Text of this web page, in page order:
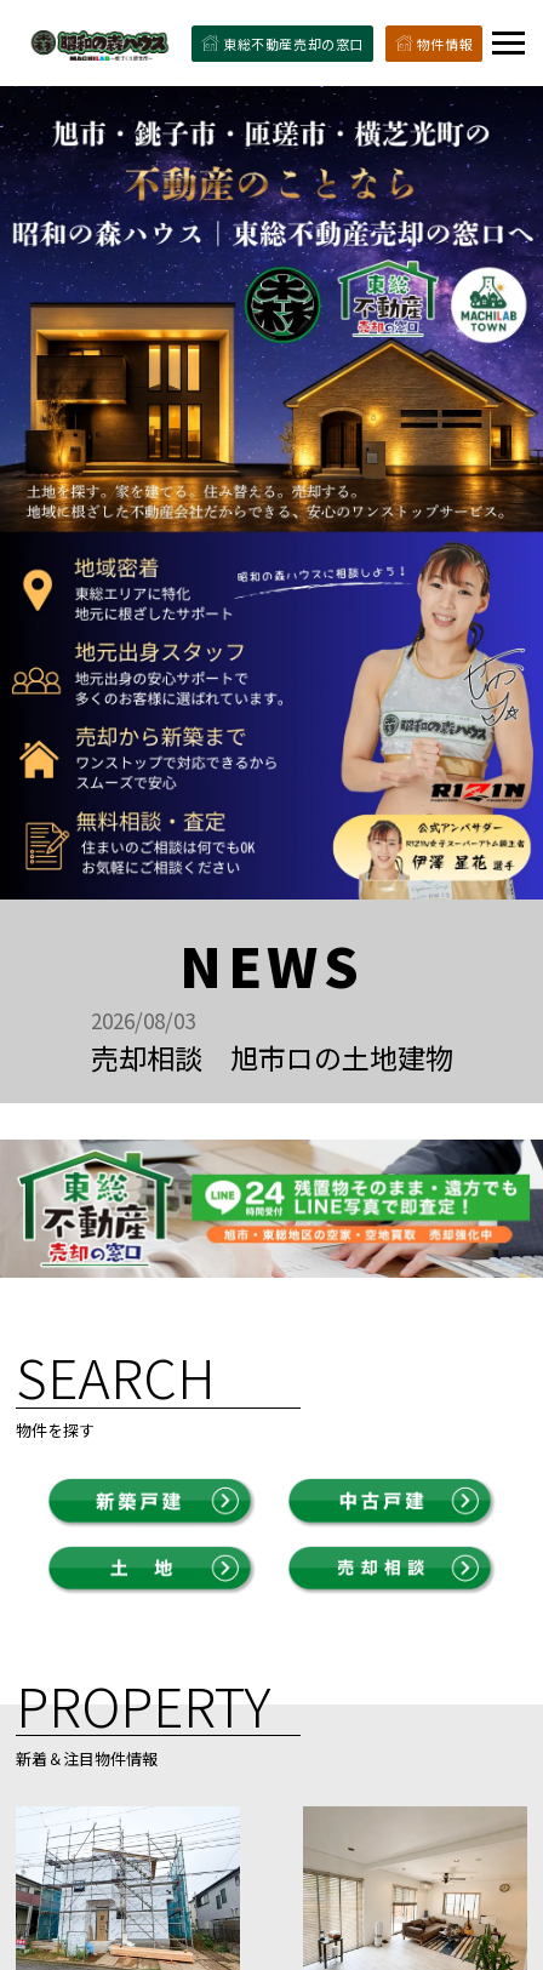
物件情報
東総不動産売却の窓口
NEWS
2026/08/03
売却相談 旭市ロの土地建物
SEARCH
物件を探す
PROPERTY
新着＆注目物件情報